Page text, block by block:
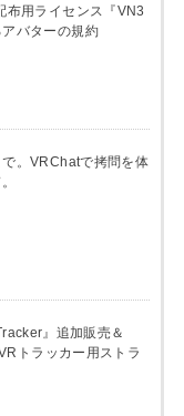
布用ライセンス『VN3
バターの規約
。VRChatで拷問を体
』追加販売＆
トラッカー用ストラ